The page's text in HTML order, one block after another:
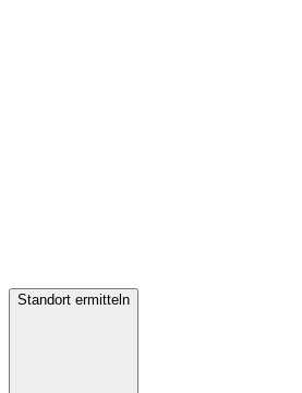
Standort ermitteln